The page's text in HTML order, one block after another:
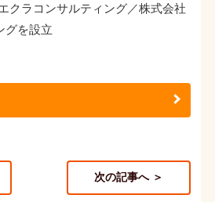
クラコンサルティング／株式会社
グを設立
次の記事へ ＞